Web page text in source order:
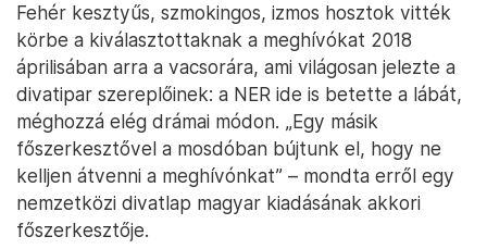
Fehér kesztyűs, szmokingos, izmos hosztok vitték
körbe a kiválasztottaknak a meghívókat 2018
áprilisában arra a vacsorára, ami világosan jelezte a
divatipar szereplőinek: a NER ide is betette a lábát,
méghozzá elég drámai módon. „Egy másik
főszerkesztővel a mosdóban bújtunk el, hogy ne
kelljen átvenni a meghívónkat” – mondta erről egy
nemzetközi divatlap magyar kiadásának akkori
főszerkesztője.